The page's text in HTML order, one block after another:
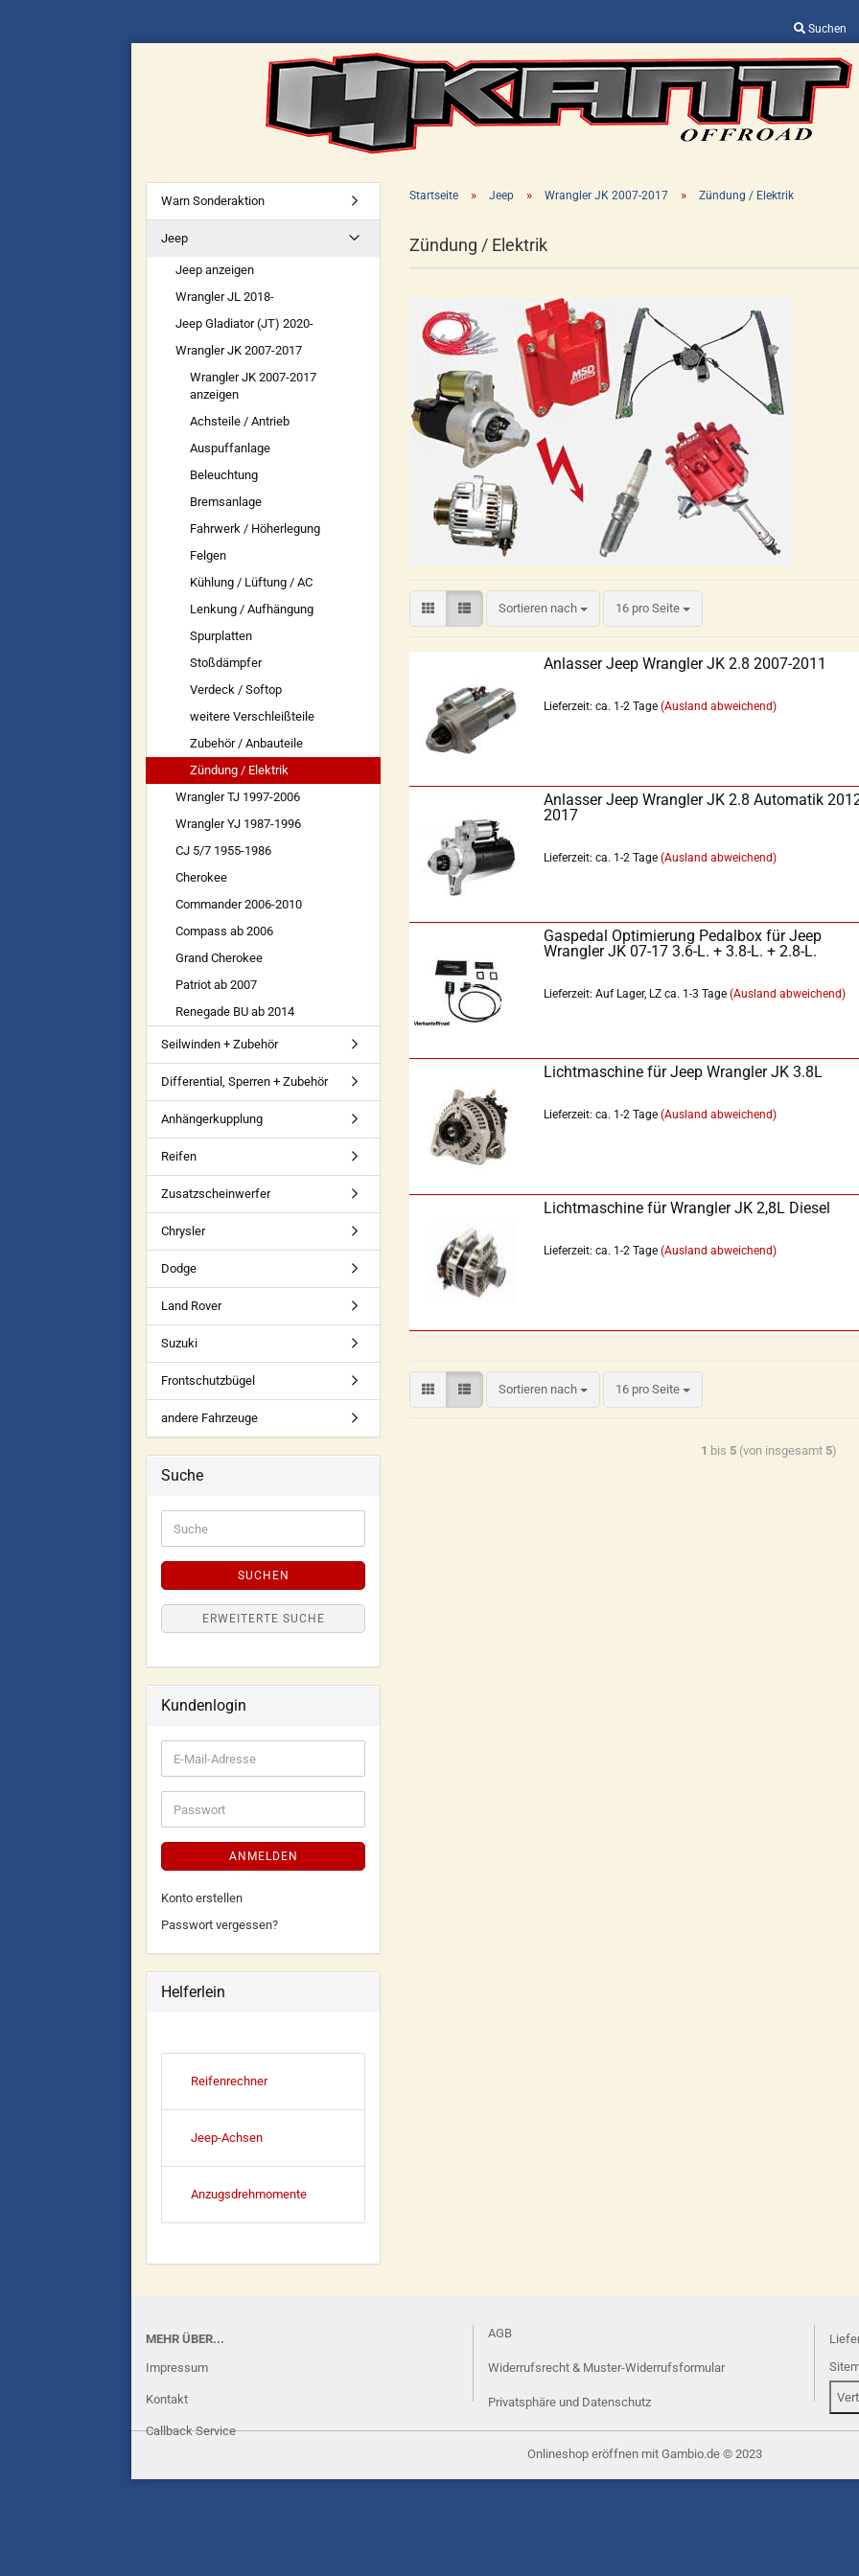
Suchen
Sprache auswählen
Lieferland
Passwort vergessen?
Startseite » Jeep » Wrangler JK 2007-2017 » Zündung / Elektrik
Zündung / Elektrik
Sortieren nach 16 pro Seite
Anlasser Jeep Wrangler JK 2.8 2007-2011
Lieferzeit: ca. 1-2 Tage (Ausland abweichend)
Anlasser Jeep Wrangler JK 2.8 Automatik
2017
Lieferzeit: ca. 1-2 Tage (Ausland abweichend)
Gaspedal Optimierung Pedalbox für Jeep
Wrangler JK 07-17 3.6-L. + 3.8-L. + 2.8-L.
Lieferzeit: Auf Lager, LZ ca. 1-3 Tage (Ausland abweichend)
Lichtmaschine für Jeep Wrangler JK 3.8L
Lieferzeit: ca. 1-2 Tage (Ausland abweichend)
Lichtmaschine für Wrangler JK 2,8L Diesel
Lieferzeit: ca. 1-2 Tage (Ausland abweichend)
Sortieren nach 16 pro Seite
1 bis 5 (von insgesamt 5)
Warn Sonderaktion
Jeep
Jeep anzeigen
Wrangler JL 2018-
Jeep Gladiator (JT) 2020-
Wrangler JK 2007-2017
Wrangler JK 2007-2017
anzeigen
Achsteile / Antrieb
Auspuffanlage
Beleuchtung
Bremsanlage
Fahrwerk / Höherlegung
Felgen
Kühlung / Lüftung / AC
Lenkung / Aufhängung
Spurplatten
Stoßdämpfer
Verdeck / Softop
weitere Verschleißteile
Zubehör / Anbauteile
Zündung / Elektrik
Wrangler TJ 1997-2006
Wrangler YJ 1987-1996
CJ 5/7 1955-1986
Cherokee
Commander 2006-2010
Compass ab 2006
Grand Cherokee
Patriot ab 2007
Renegade BU ab 2014
Seilwinden + Zubehör
Differential, Sperren + Zubehör
Anhängerkupplung
Reifen
Zusatzscheinwerfer
Chrysler
Dodge
Land Rover
Suzuki
Frontschutzbügel
andere Fahrzeuge
Suche
SUCHEN
ERWEITERTE SUCHE
Kundenlogin
ANMELDEN
Konto erstellen
Passwort vergessen?
Helferlein
Reifenrechner
Jeep-Achsen
Anzugsdrehmomente
MEHR ÜBER...
Impressum
Kontakt
Callback Service
AGB
Widerrufsrecht & Muster-Widerrufsformular
Privatsphäre und Datenschutz
Onlineshop eröffnenmit Gambio.de © 2023